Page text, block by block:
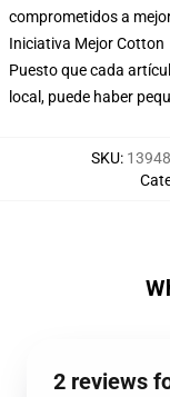
comprometidos a
Iniciativa Mejor Cotton
Puesto que cada
local, puede haber
SKU:
2 reviews